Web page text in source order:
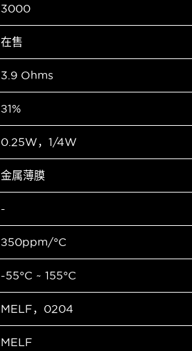
3000
在售
3.9 Ohms
±1%
0.25W，1/4W
金属薄膜
-
±50ppm/°C
-55°C ~ 155°C
MELF，0204
MELF